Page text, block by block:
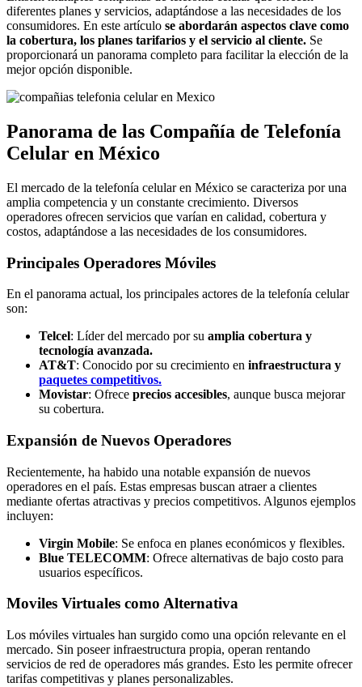
diferentes planes y servicios, adaptándose a las necesidades de los
consumidores. En este artículo se abordarán aspectos clave como
la cobertura, los planes tarifarios y el servicio al cliente. Se
proporcionará un panorama completo para facilitar la elección de la
mejor opción disponible.
Panorama de las Compañía de Telefonía
Celular en México
El mercado de la telefonía celular en México se caracteriza por una
amplia competencia y un constante crecimiento. Diversos
operadores ofrecen servicios que varían en calidad, cobertura y
costos, adaptándose a las necesidades de los consumidores.
Principales Operadores Móviles
En el panorama actual, los principales actores de la telefonía celular
son:
Telcel: Líder del mercado por su amplia cobertura y
tecnología avanzada.
AT&T: Conocido por su crecimiento en infraestructura y
paquetes competitivos.
Movistar: Ofrece precios accesibles, aunque busca mejorar
su cobertura.
Expansión de Nuevos Operadores
Recientemente, ha habido una notable expansión de nuevos
operadores en el país. Estas empresas buscan atraer a clientes
mediante ofertas atractivas y precios competitivos. Algunos ejemplos
incluyen:
Virgin Mobile: Se enfoca en planes económicos y flexibles.
Blue TELECOMM: Ofrece alternativas de bajo costo para
usuarios específicos.
Moviles Virtuales como Alternativa
Los móviles virtuales han surgido como una opción relevante en el
mercado. Sin poseer infraestructura propia, operan rentando
servicios de red de operadores más grandes. Esto les permite ofrecer
tarifas competitivas y planes personalizables.